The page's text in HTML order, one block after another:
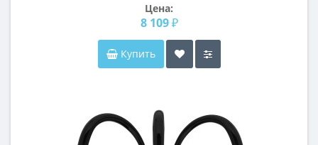
Цена:
8 109 ₽
Купить